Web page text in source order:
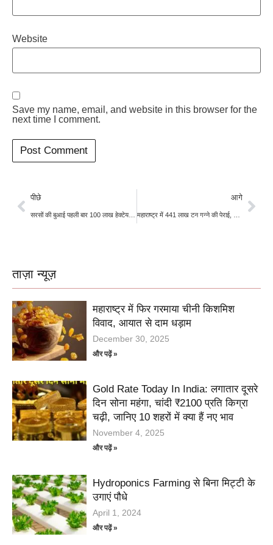
Website
Save my name, email, and website in this browser for the
next time I comment.
पीछे
सरसों की बुआई पहली बार 100 लाख हेक्टेयर पार, सरकार पर आयात होगा बोझ कम
आगे
ताज़ा न्यूज़
महाराष्ट्र में फिर गरमाया चीनी किशमिश
विवाद, आयात से दाम धड़ाम
December 30, 2025
और पढ़ें »
Gold Rate Today In India: लगातार दूसरे
दिन सोना महंगा, चांदी ₹2100 प्रति किग्रा
चढ़ी, जानिए 10 शहरों में क्या हैं नए भाव
November 4, 2025
और पढ़ें »
Hydroponics Farming से बिना मिट्टी के
उगाएं पौधे
April 1, 2024
और पढ़ें »